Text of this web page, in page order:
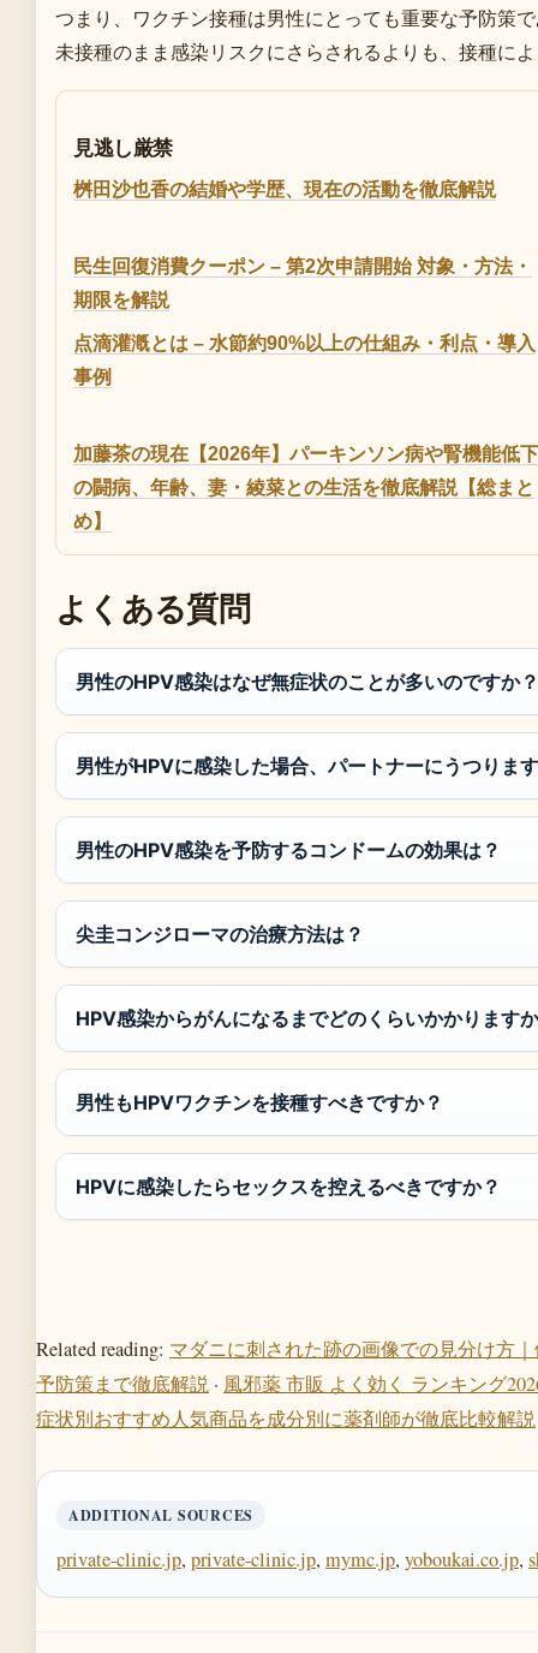
つまり、ワクチン接種は男性にとっても重要な予防策
未接種のまま感染リスクにさらされるよりも、接種に
見逃し厳禁
桝田沙也香の結婚や学歴、現在の活動を徹底解説
民生回復消費クーポン – 第2次申請開始 対象・方法・
期限を解説
点滴灌漑とは – 水節約90%以上の仕組み・利点・導入
事例
加藤茶の現在【2026年】パーキンソン病や腎機能低下
の闘病、年齢、妻・綾菜との生活を徹底解説【総まと
め】
よくある質問
男性のHPV感染はなぜ無症状のことが多いのですか？
男性がHPVに感染した場合、パートナーにうつりま
男性のHPV感染を予防するコンドームの効果は？
尖圭コンジローマの治療方法は？
HPV感染からがんになるまでどのくらいかかります
男性もHPVワクチンを接種すべきですか？
HPVに感染したらセックスを控えるべきですか？
Related reading: マダニに刺された跡の画像での見分け方
予防策まで徹底解説 · 風邪薬 市販 よく効く ランキング
症状別おすすめ人気商品を成分別に薬剤師が徹底比較解説
ADDITIONAL SOURCES
private-clinic.jp, private-clinic.jp, mymc.jp, yoboukai.co.jp,